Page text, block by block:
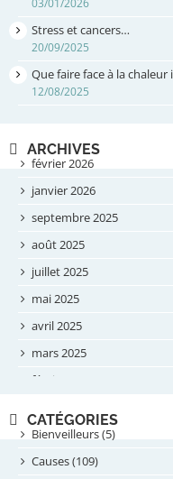
03/01/2026
Stress et cancers…
20/09/2025
Que faire face à la chaleur
12/08/2025
ARCHIVES
février 2026
janvier 2026
septembre 2025
août 2025
juillet 2025
mai 2025
avril 2025
mars 2025
février 2025
septembre 2024
août 2024
CATÉGORIES
Bienveilleurs (5)
Causes (109)